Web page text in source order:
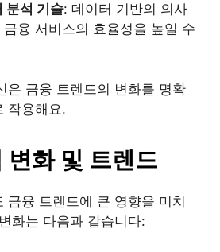
분석 기술: 데이터 기반의 의사
융 서비스의 효율성을 높일 수
은 금융 트렌드의 변화를 명확
작용해요.
변화 및 트렌드
금융 트렌드에 큰 영향을 미치
화는 다음과 같습니다: